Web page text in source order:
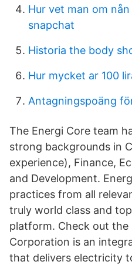
Hur vet man om
snapchat
Historia the body
Hur mycket ar 100
Antagningspoäng
The Energi Core team
strong backgrounds in
experience), Finance,
and Development.
practices from all
truly world class and
platform. Check out the
Corporation is an
that delivers electricity